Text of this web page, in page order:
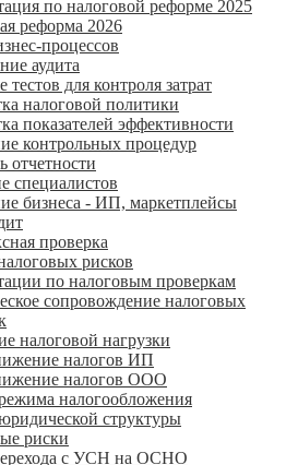
по налоговой реформе 2025
реформа 2026
процессов
аудита
тестов для контроля затрат
налоговой политики
показателей эффективности
контрольных процедур
отчетности
специалистов
бизнеса - ИП, маркетплейсы
проверка
рисков
по налоговым проверкам
сопровождение налоговых
налоговой нагрузки
налогов ИП
налогов ООО
налогообложения
структуры
риски
с УСН на ОСНО